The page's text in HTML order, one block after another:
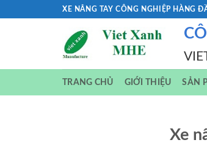
XE NÂNG TAY CÔNG NGHIỆP HÀNG
TRANG CHỦ GIỚI THIỆU SẢN
Xe